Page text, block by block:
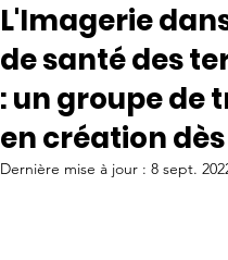
L'Imagerie
de santé des
: un groupe de
en création
Dernière mise à jour : 8 sept.